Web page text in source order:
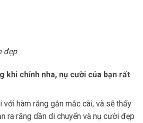
đẹp
khi chỉnh nha, nụ cười của bạn rất
với hàm răng gắn mắc cài, và sẽ thấy
ra răng dần di chuyển và nụ cười đẹp